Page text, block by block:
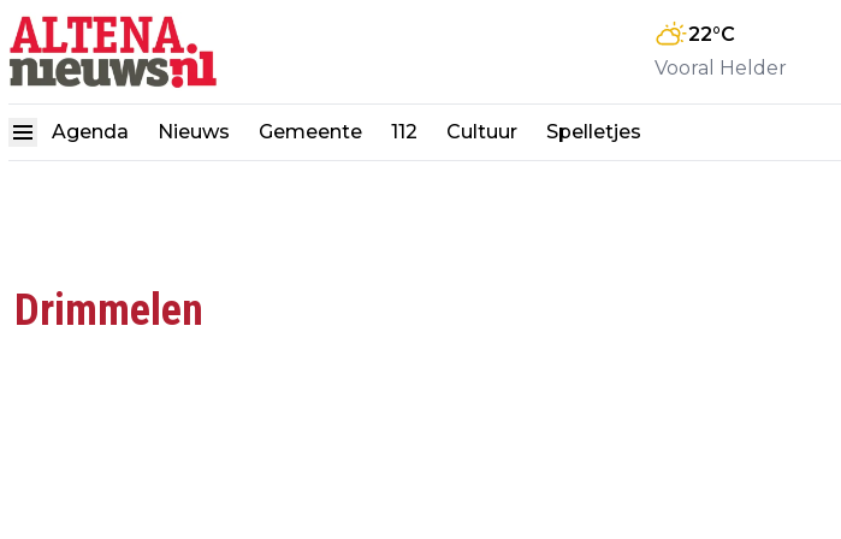
22°C
Vooral Helder
Agenda Nieuws Gemeente 112 Cultuur Spelletjes
Drimmelen